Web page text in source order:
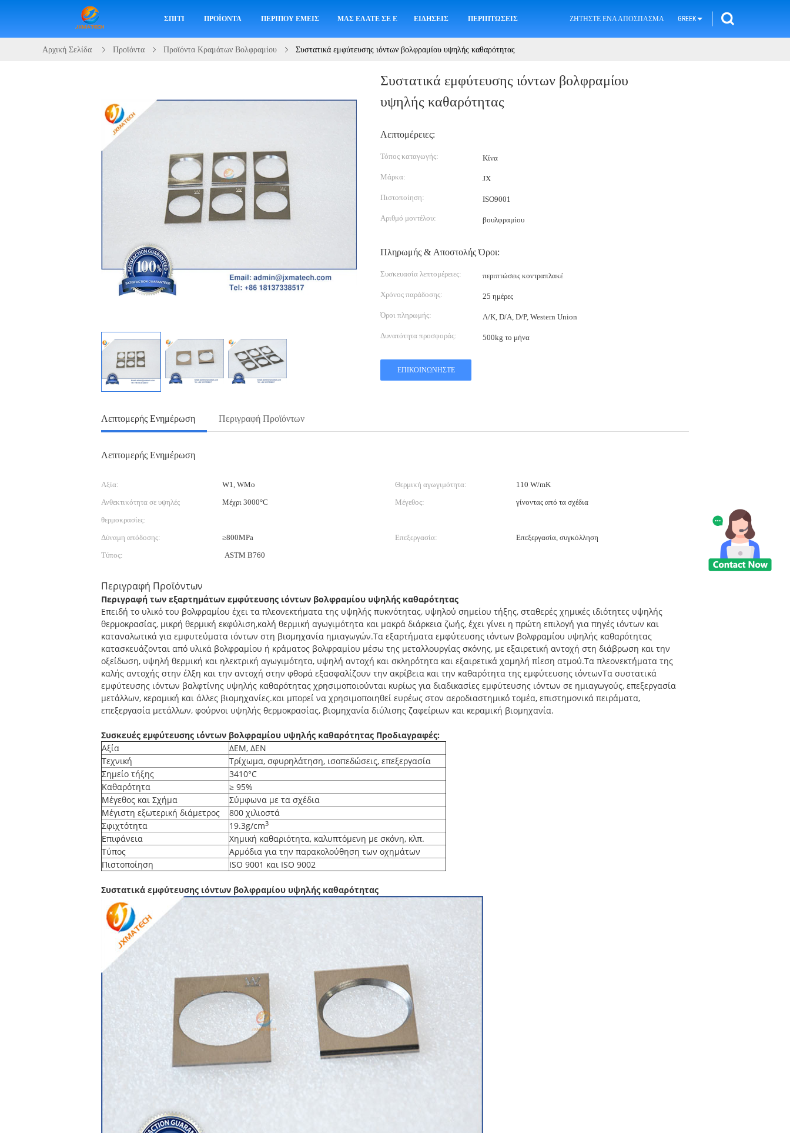
ΣΠΊΤΙ ΠΡΟΪΌΝΤΑ ΠΕΡΊΠΟΥ ΕΜΕΊΣ ΜΑΣ ΕΛΆΤΕ ΣΕ ΕΠΑΦΉ ΜΕΕΙΔΉΣΕΙΣ ΠΕΡΙΠΤΏΣΕΙΣ ΖΗΤΉΣΤΕ ΈΝΑ ΑΠΌΣΠΑΣΜΑ GREEK
Αρχική Σελίδα Προϊόντα Προϊόντα Κραμάτων Βολφραμίου Συστατικά εμφύτευσης ιόντων βολφραμίου υψηλής καθαρότητας
Συστατικά εμφύτευσης ιόντων βολφραμίου
υψηλής καθαρότητας
Λεπτομέρειες:
Τόπος καταγωγής: Κίνα
Μάρκα: JX
Πιστοποίηση: ISO9001
Αριθμό μοντέλου: βουλφραμίου
Πληρωμής & Αποστολής Όροι:
Συσκευασία λεπτομέρειες: περιπτώσεις κοντραπλακέ
Χρόνος παράδοσης: 25 ημέρες
Όροι πληρωμής: Λ/Κ, D/A, D/P, Western Union
Δυνατότητα προσφοράς: 500kg το μήνα
ΕΠΙΚΟΙΝΩΝΉΣΤΕ
Λεπτομερής Ενημέρωση Περιγραφή Προϊόντων
Λεπτομερής Ενημέρωση
Αξία: W1, WMo Θερμική αγωγιμότητα:
110 W/mK
Ανθεκτικότητα σε υψηλές
θερμοκρασίες:
Μέχρι 3000°C Μέγεθος: γίνοντας από τα σχέδια
Δύναμη απόδοσης: ≥800MPa Επεξεργασία:
Επεξεργασία, συγκόλληση
Τύπος:
ASTM B760
Περιγραφή Προϊόντων
Περιγραφή των εξαρτημάτων εμφύτευσης ιόντων βολφραμίου υψηλής καθαρότητας
Επειδή το υλικό του βολφραμίου έχει τα πλεονεκτήματα της υψηλής πυκνότητας, υψηλού σημείου τήξης, σταθερές χημικές ιδιότητες υψηλής
θερμοκρασίας, μικρή θερμική εκφύλιση,καλή θερμική αγωγιμότητα και μακρά διάρκεια ζωής, έχει γίνει η πρώτη επιλογή για πηγές ιόντων και
καταναλωτικά για εμφυτεύματα ιόντων στη βιομηχανία ημιαγωγών.Τα εξαρτήματα εμφύτευσης ιόντων βολφραμίου υψηλής καθαρότητας
κατασκευάζονται από υλικά βολφραμίου ή κράματος βολφραμίου μέσω της μεταλλουργίας σκόνης, με εξαιρετική αντοχή στη διάβρωση και την
οξείδωση, υψηλή θερμική και ηλεκτρική αγωγιμότητα, υψηλή αντοχή και σκληρότητα και εξαιρετικά χαμηλή πίεση ατμού.Τα πλεονεκτήματα της
καλής αντοχής στην έλξη και την αντοχή στην φθορά εξασφαλίζουν την ακρίβεια και την καθαρότητα της εμφύτευσης ιόντωνΤα συστατικά
εμφύτευσης ιόντων βαλφτίνης υψηλής καθαρότητας χρησιμοποιούνται κυρίως για διαδικασίες εμφύτευσης ιόντων σε ημιαγωγούς, επεξεργασία
μετάλλων, κεραμική και άλλες βιομηχανίες.και μπορεί να χρησιμοποιηθεί ευρέως στον αεροδιαστημικό τομέα, επιστημονικά πειράματα,
επεξεργασία μετάλλων, φούρνοι υψηλής θερμοκρασίας, βιομηχανία διύλισης ζαφείριων και κεραμική βιομηχανία.
Συσκευές εμφύτευσης ιόντων βολφραμίου υψηλής καθαρότητας Προδιαγραφές:
Αξία
ΔΕΜ, ΔΕΝ
Τεχνική
Τρίχωμα, σφυρηλάτηση, ισοπεδώσεις, επεξεργασία
Σημείο τήξης
3410°C
Καθαρότητα
≥ 95%
Μέγεθος και Σχήμα
Σύμφωνα με τα σχέδια
Μέγιστη εξωτερική διάμετρος
800 χιλιοστά
Σφιχτότητα
19.3g/cm3
Επιφάνεια
Χημική καθαριότητα, καλυπτόμενη με σκόνη, κλπ.
Τύπος
Αρμόδια για την παρακολούθηση των οχημάτων
Πιστοποίηση
ISO 9001 και ISO 9002
Συστατικά εμφύτευσης ιόντων βολφραμίου υψηλής καθαρότητας